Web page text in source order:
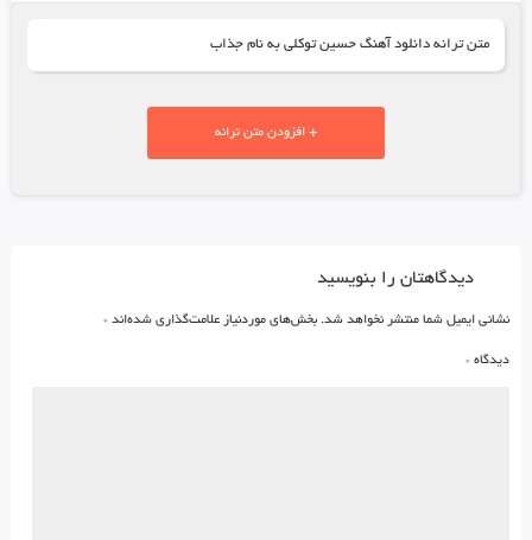
متن ترانه دانلود آهنگ حسین توکلی به نام جذاب
+ افزودن متن ترانه
دیدگاهتان را بنویسید
نشانی ایمیل شما منتشر نخواهد شد. بخش‌های موردنیاز علامت‌گذاری شده‌اند *
دیدگاه *